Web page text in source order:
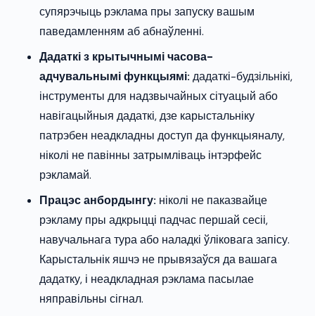
супярэчыць рэклама пры запуску вашым
паведамленням аб абнаўленні.
Дадаткі з крытычнымі часова-
адчувальнымі функцыямі: дадаткі-будзільнікі,
інструменты для надзвычайных сітуацый або
навігацыйныя дадаткі, дзе карыстальніку
патрэбен неадкладны доступ да функцыяналу,
ніколі не павінны затрымліваць інтэрфейс
рэкламай.
Працэс анбордынгу: ніколі не паказвайце
рэкламу пры адкрыцці падчас першай сесіі,
навучальнага тура або наладкі ўліковага запісу.
Карыстальнік яшчэ не прывязаўся да вашага
дадатку, і неадкладная рэклама пасылае
няправільны сігнал.